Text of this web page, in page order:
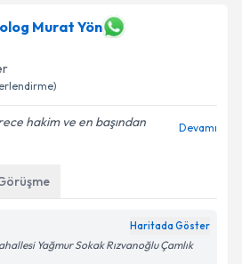
Murat Yön
hakim ve en başından
Devamı
Haritada Göster
Yağmur Sokak Rızvanoğlu Çamlık